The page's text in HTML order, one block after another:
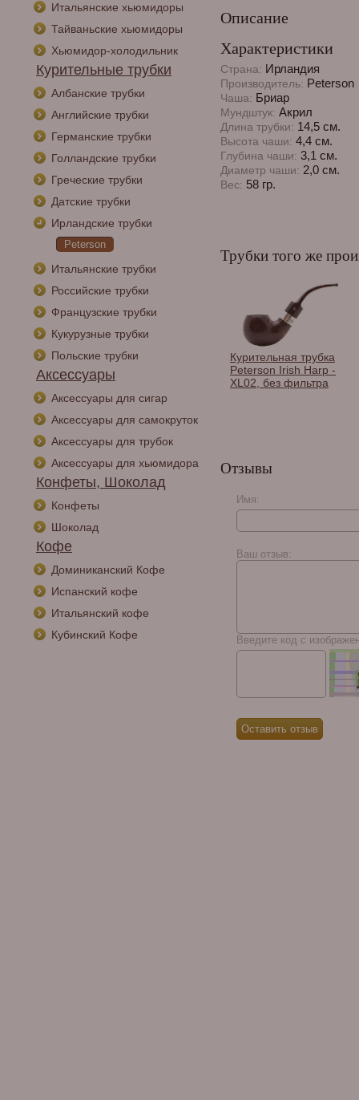
Итальянские хьюмидоры
Тайваньские хьюмидоры
Хьюмидор-холодильник
Курительные трубки
Албанские трубки
Английские трубки
Германские трубки
Голландские трубки
Греческие трубки
Датские трубки
Ирландские трубки
Peterson
Итальянские трубки
Российские трубки
Французские трубки
Кукурузные трубки
Польские трубки
Аксессуары
Аксессуары для сигар
Аксессуары для самокруток
Аксессуары для трубок
Аксессуары для хьюмидора
Конфеты, Шоколад
Конфеты
Шоколад
Кофе
Доминиканский Кофе
Испанский кофе
Итальянский кофе
Кубинский Кофе
Описание
Характеристики
Страна: Ирландия
Производитель: Peterson
Чаша: Бриар
Мундштук: Акрил
Длина трубки: 14,5 см.
Высота чаши: 4,4 см.
Глубина чаши: 3,1 см.
Диаметр чаши: 2,0 см.
Вес: 58 гр.
Трубки того же
Курительная трубка
Peterson Irish Harp -
XL02, без фильтра
Курительная трубка
Lip, без фильтра
Отзывы
Имя:
Ваш отзыв:
Введите код с